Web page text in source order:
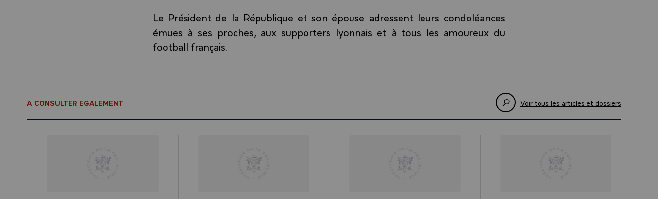
Le Président de la République et son épouse adressent leurs condoléances
émues à ses proches, aux supporters lyonnais et à tous les amoureux du
football français.
À CONSULTER ÉGALEMENT Voir tous les articles et dossiers